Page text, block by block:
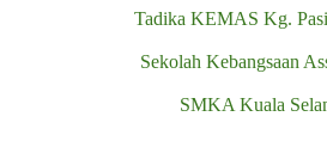
Tadika KEMAS Kg.
Sekolah Kebangsaan
SMKA Kuala